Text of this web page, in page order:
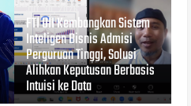
JUL 30, 2026
FTI UII Kembangkan Sistem
Inteligen Bisnis Admisi
Perguruan Tinggi, Solusi
Alihkan Keputusan Berbasis
Intuisi ke Data